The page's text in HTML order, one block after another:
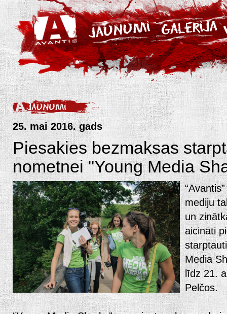
25. mai 2016. gads
Piesakies bezmaksas
nometnei "Young Media
mediju
un
aicināti
Media
līdz 21.
Pelčos.